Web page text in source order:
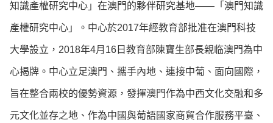
知識產權研究中心」在澳門的夥伴研究基地——「澳門知識
產權研究中心」。中心於2017年經教育部批准在澳門科技
大學設立，2018年4月16日教育部陳寶生部長親临澳門為中
心揭牌。中心立足澳門、攜手內地、連接中葡、面向國際，
旨在整合兩校的優勢資源，發揮澳門作為中西文化交融和多
元文化並存之地、作為中國與葡語國家商貿合作服務平臺、